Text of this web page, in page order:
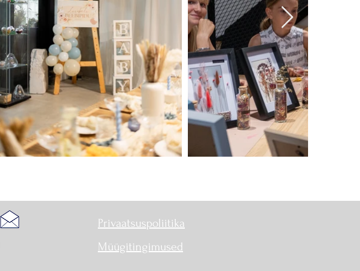
Privaatsuspoliitika
Müügitingimused